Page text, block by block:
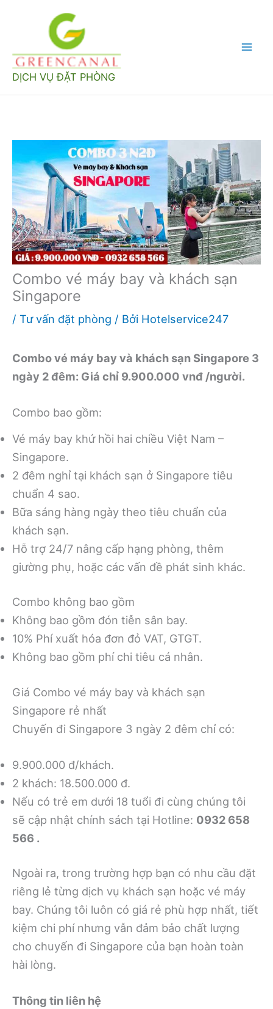
dung
DỊCH VỤ ĐẶT PHÒNG
Combo vé máy bay và khách sạn
Singapore
/ Tư vấn đặt phòng / Bởi Hotelservice247
Combo vé máy bay và khách sạn Singapore 3
ngày 2 đêm: Giá chỉ 9.900.000 vnđ /người.
Combo bao gồm:
Vé máy bay khứ hồi hai chiều Việt Nam –
Singapore.
2 đêm nghỉ tại khách sạn ở Singapore tiêu
chuẩn 4 sao.
Bữa sáng hàng ngày theo tiêu chuẩn của
khách sạn.
Hỗ trợ 24/7 nâng cấp hạng phòng, thêm
giường phụ, hoặc các vấn đề phát sinh khác.
Combo không bao gồm
Không bao gồm đón tiễn sân bay.
10% Phí xuất hóa đơn đỏ VAT, GTGT.
Không bao gồm phí chi tiêu cá nhân.
Giá Combo vé máy bay và khách sạn
Singapore rẻ nhất
Chuyến đi Singapore 3 ngày 2 đêm chỉ có:
9.900.000 đ/khách.
2 khách: 18.500.000 đ.
Nếu có trẻ em dưới 18 tuổi đi cùng chúng tôi
sẽ cập nhật chính sách tại Hotline: 0932 658
566 .
Ngoài ra, trong trường hợp bạn có nhu cầu đặt
riêng lẻ từng dịch vụ khách sạn hoặc vé máy
bay. Chúng tôi luôn có giá rẻ phù hợp nhất, tiết
kiệm chi phí nhưng vẫn đảm bảo chất lượng
cho chuyến đi Singapore của bạn hoàn toàn
hài lòng.
Thông tin liên hệ